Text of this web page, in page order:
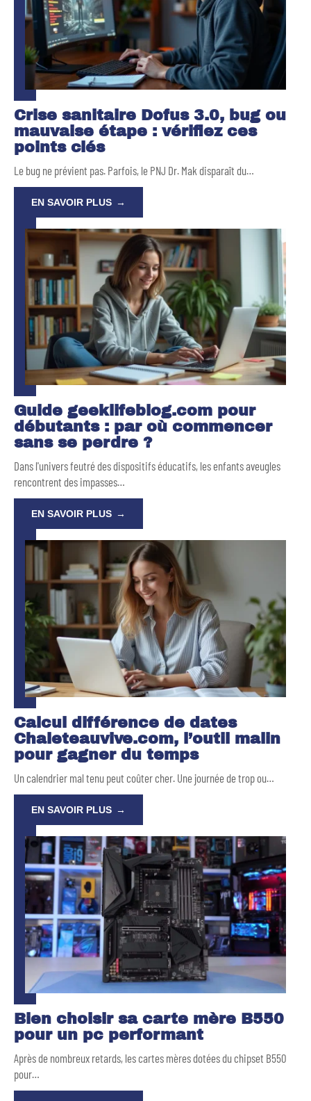
Crise sanitaire Dofus 3.0, bug ou
mauvaise étape : vérifiez ces
points clés
Le bug ne prévient pas. Parfois, le PNJ Dr. Mak disparaît du…
EN SAVOIR PLUS
Guide geeklifeblog.com pour
débutants : par où commencer
sans se perdre ?
Dans l'univers feutré des dispositifs éducatifs, les enfants aveugles
rencontrent des impasses…
EN SAVOIR PLUS
Calcul différence de dates
Chaleteauvive.com, l’outil malin
pour gagner du temps
Un calendrier mal tenu peut coûter cher. Une journée de trop ou…
EN SAVOIR PLUS
Bien choisir sa carte mère B550
pour un pc performant
Après de nombreux retards, les cartes mères dotées du chipset B550
pour…